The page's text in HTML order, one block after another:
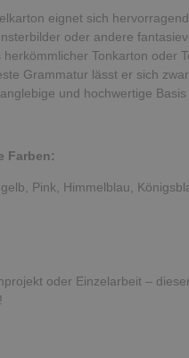
eignet sich
oder andere
herkömmlicher Tonkarton oder
Grammatur lässt er sich
und hochwertige Basis
Farben:
Pink, Himmelblau,
oder Einzelarbeit –